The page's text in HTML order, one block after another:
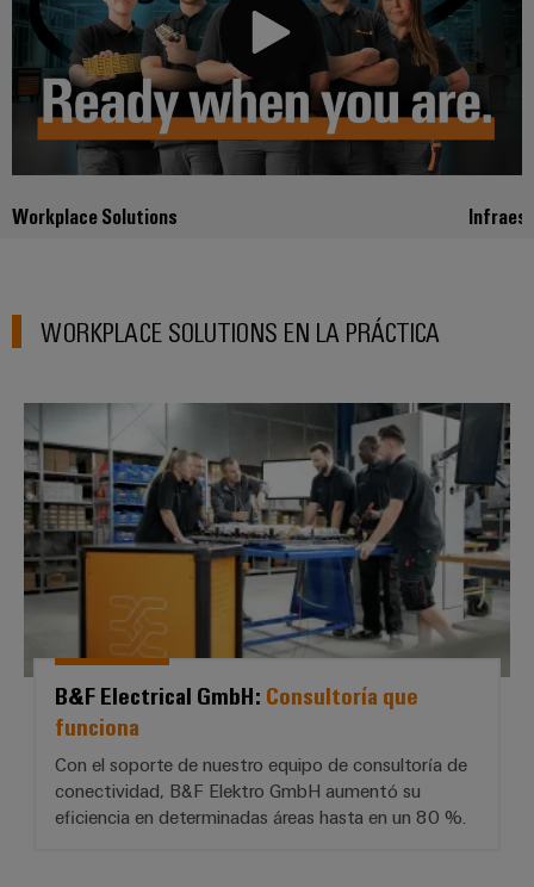
Workplace Solutions
WORKPLACE SOLUTIONS EN LA PRÁCTICA
B&F Electrical GmbH:
B&F Electrical GmbH: Consultoría que
funciona
Con el soporte de nuestro equipo de consultoría de
conectividad, B&F Elektro GmbH aumentó su
eficiencia en determinadas áreas hasta en un 80 %.